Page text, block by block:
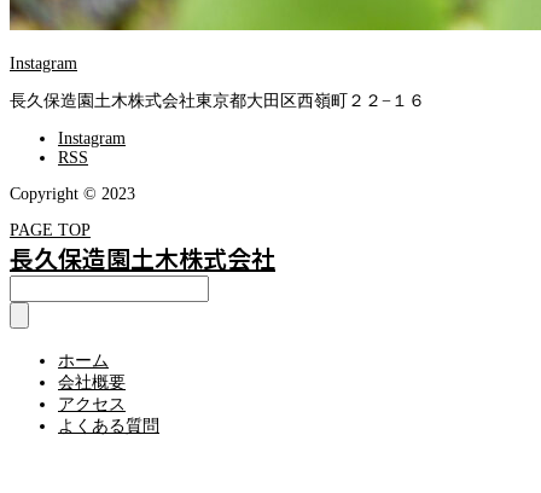
Instagram
長久保造園土木株式会社東京都大田区西嶺町２２−１６
Instagram
RSS
Copyright © 2023
PAGE TOP
長久保造園土木株式会社
ホーム
会社概要
アクセス
よくある質問